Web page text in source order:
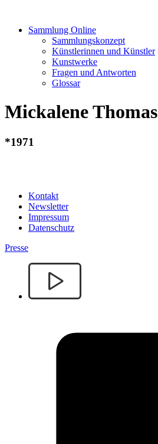
Sammlung Online
Sammlungskonzept
Künstlerinnen und Künstler
Kunstwerke
Fragen und Antworten
Glossar
Mickalene Thomas
*1971
Kontakt
Newsletter
Impressum
Datenschutz
Presse